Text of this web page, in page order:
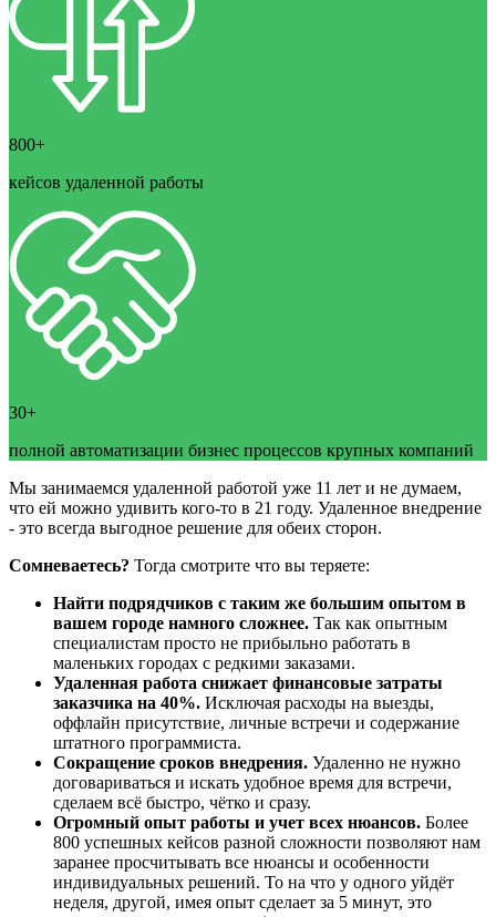
800+
кейсов удаленной работы
30+
полной автоматизации бизнес процессов крупных компаний
Мы занимаемся удаленной работой уже 11 лет и не думаем,
что ей можно удивить кого-то в 21 году. Удаленное внедрение
- это всегда выгодное решение для обеих сторон.
Сомневаетесь? Тогда смотрите что вы теряете:
Найти подрядчиков с таким же большим опытом в
вашем городе намного сложнее. Так как опытным
специалистам просто не прибыльно работать в
маленьких городах с редкими заказами.
Удаленная работа снижает финансовые затраты
заказчика на 40%. Исключая расходы на выезды,
оффлайн присутствие, личные встречи и содержание
штатного программиста.
Сокращение сроков внедрения. Удаленно не нужно
договариваться и искать удобное время для встречи,
сделаем всё быстро, чётко и сразу.
Огромный опыт работы и учет всех нюансов. Более
800 успешных кейсов разной сложности позволяют нам
заранее просчитывать все нюансы и особенности
индивидуальных решений. То на что у одного уйдёт
неделя, другой, имея опыт сделает за 5 минут, это